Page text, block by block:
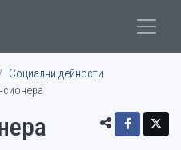
Социални дейности